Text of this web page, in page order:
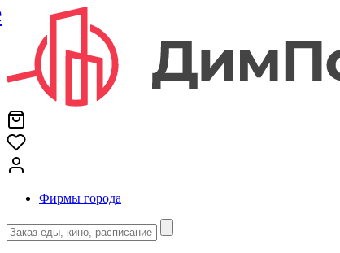
Фирмы города